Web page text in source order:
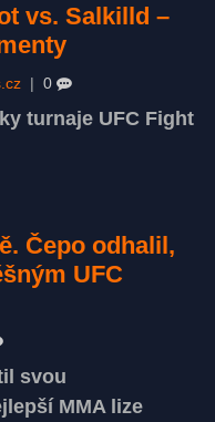
vs. Salkilld –
0
turnaje UFC Fight
Čepo odhalil,
UFC
svou
MMA lize